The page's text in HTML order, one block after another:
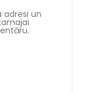
adresi un